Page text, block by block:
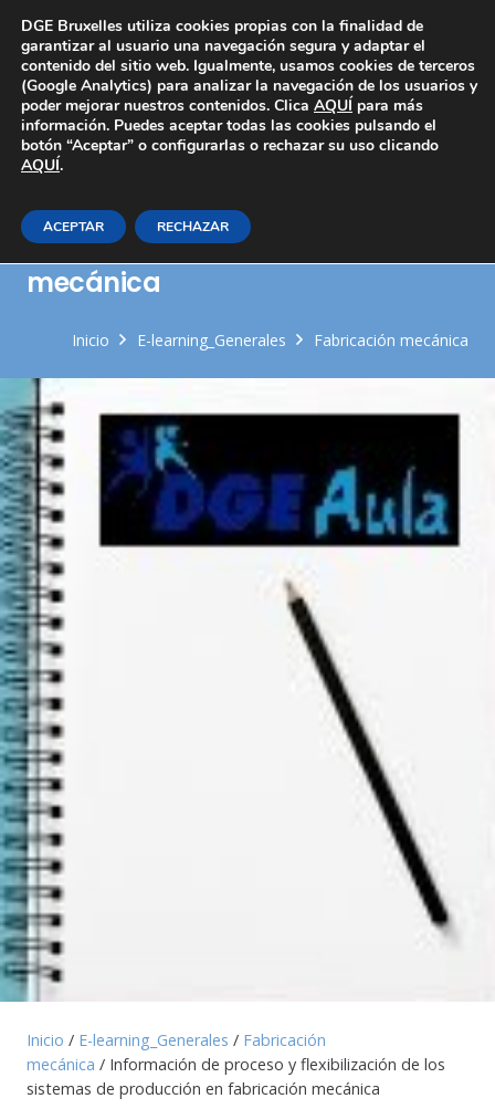
Área Privada
Información de proceso y
flexibilización de los sistemas de
producción en fabricación
mecánica
Inicio E-learning_Generales Fabricación mecánica
Inicio / E-learning_Generales / Fabricación
mecánica / Información de proceso y flexibilización de los
sistemas de producción en fabricación mecánica
DGE Bruxelles utiliza cookies propias con la finalidad de
garantizar al usuario una navegación segura y adaptar el
contenido del sitio web. Igualmente, usamos cookies de terceros
(Google Analytics) para analizar la navegación de los usuarios y
poder mejorar nuestros contenidos. Clica AQUÍ para más
información. Puedes aceptar todas las cookies pulsando el
botón “Aceptar” o configurarlas o rechazar su uso clicando
AQUÍ.
ACEPTAR RECHAZAR